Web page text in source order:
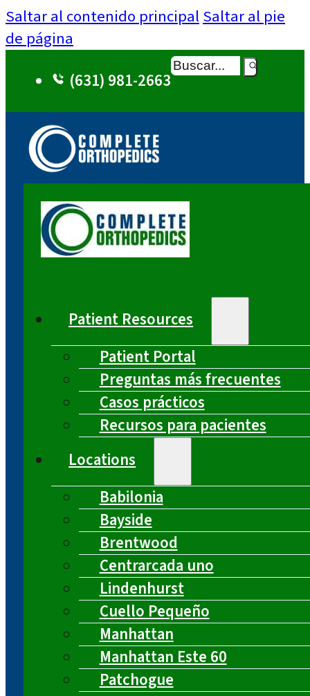
Saltar al contenido principal Saltar al pie
de página
(631) 981-2663
Buscar
Patient Resources
Patient Portal
Preguntas más frecuentes
Casos prácticos
Recursos para pacientes
Locations
Babilonia
Bayside
Brentwood
Centrarcada uno
Lindenhurst
Cuello Pequeño
Manhattan
Manhattan Este 60
Patchogue